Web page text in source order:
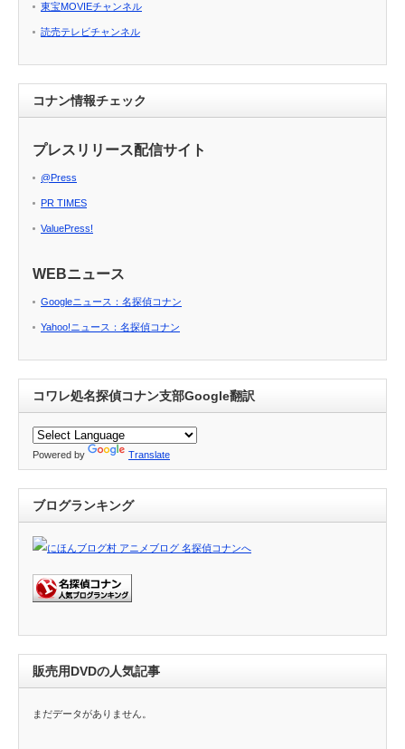
東宝MOVIEチャンネル
読売テレビチャンネル
コナン情報チェック
プレスリリース配信サイト
@Press
PR TIMES
ValuePress!
WEBニュース
Googleニュース：名探偵コナン
Yahoo!ニュース：名探偵コナン
コワレ処名探偵コナン支部Google翻訳
Powered by Translate
ブログランキング
販売用DVDの人気記事
まだデータがありません。